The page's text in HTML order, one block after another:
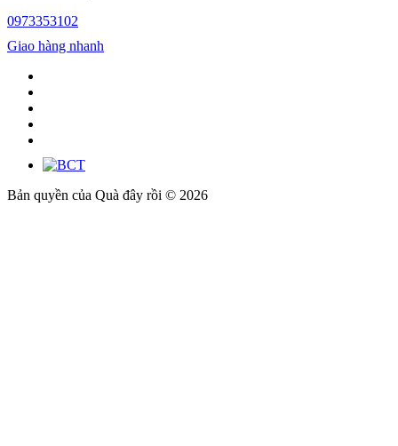
0973353102
Giao hàng nhanh
Bản quyền của Quà đây rồi © 2026